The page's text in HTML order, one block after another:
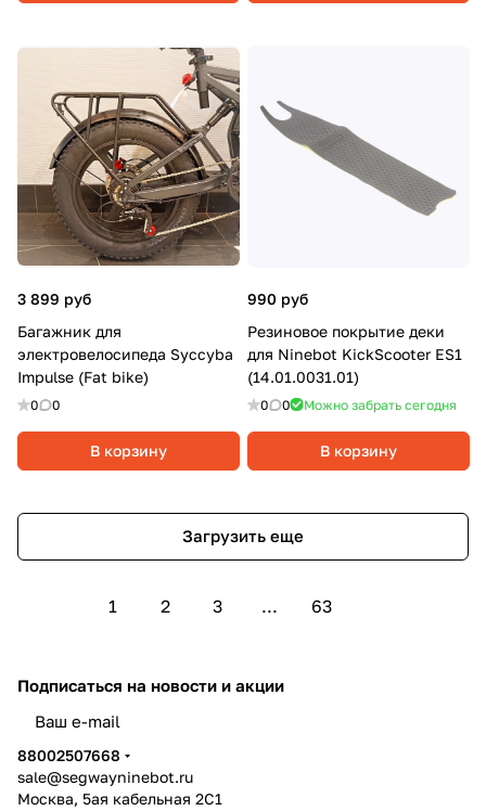
3 899 руб
Багажник для
электровелосипеда Syccyba
Impulse (Fat bike)
0 0
В корзину
990 руб
Резиновое покрытие деки
для Ninebot KickScooter ES1
(14.01.0031.01)
0 0 Можно забрать сегодня
В корзину
Загрузить еще
1 2 3 ... 63
Подписаться на новости и акции
88002507668
sale@segwayninebot.ru
Москва, 5ая кабельная 2С1